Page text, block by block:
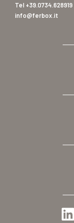
Tel +39.0734.628919
info@ferbox.it